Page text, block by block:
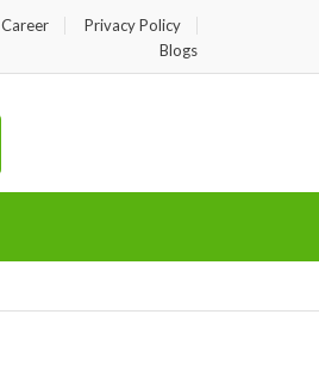
Career
Privacy Policy
Blogs